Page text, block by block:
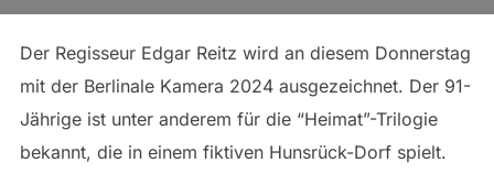
Der Regisseur Edgar Reitz wird an diesem Donnerstag
mit der Berlinale Kamera 2024 ausgezeichnet. Der 91-
Jährige ist unter anderem für die “Heimat”-Trilogie
bekannt, die in einem fiktiven Hunsrück-Dorf spielt.